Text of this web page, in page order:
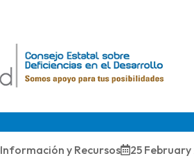
Información y Recursos 25